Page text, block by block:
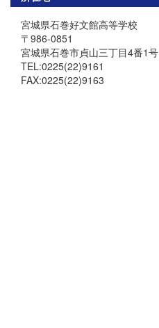
宮城県石巻好文館高等学校
〒986-0851
宮城県石巻市貞山三丁目4番1号
TEL:0225(22)9161
FAX:0225(22)9163